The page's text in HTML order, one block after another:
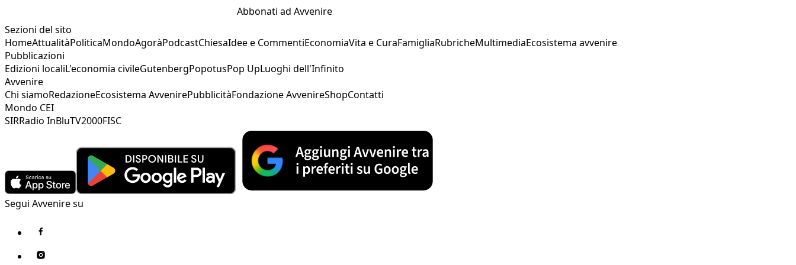
Abbonati ad Avvenire
Sezioni del sito
HomeAttualitàPoliticaMondoAgoràPodcastChiesaIdee e CommentiEconomiaVita e CuraFamigliaRubricheMultimediaEcosistema avvenire
Pubblicazioni
Edizioni localiL'economia civileGutenbergPopotusPop UpLuoghi dell'Infinito
Avvenire
Chi siamoRedazioneEcosistema AvvenirePubblicitàFondazione AvvenireShopContatti
Mondo CEI
SIRRadio InBluTV2000FISC
Segui Avvenire su